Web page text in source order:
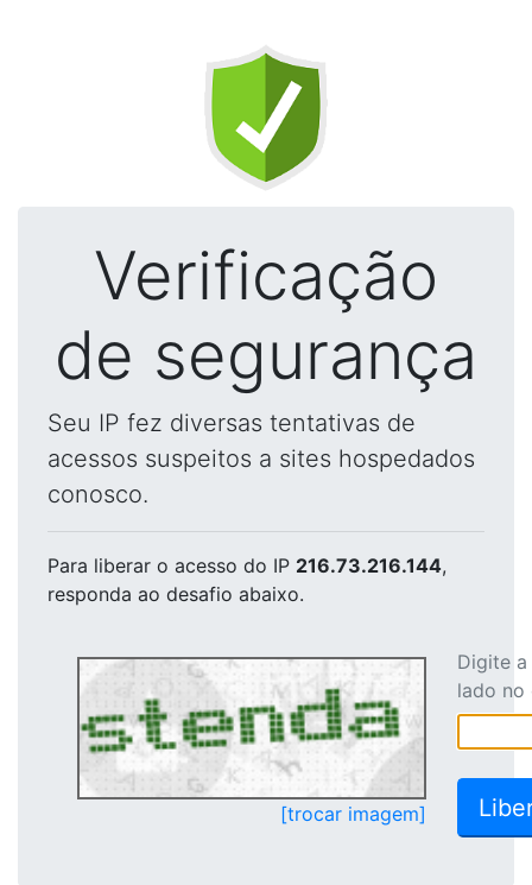
Verificação
de segurança
Seu IP fez diversas tentativas de
acessos suspeitos a sites hospedados
conosco.
Para liberar o acesso do IP 216.73.216.144,
responda ao desafio abaixo.
[trocar imagem]
Digite
lado no